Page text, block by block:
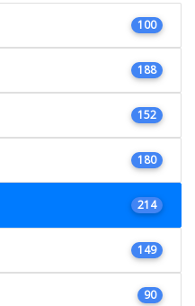
100
188
152
180
214
149
90